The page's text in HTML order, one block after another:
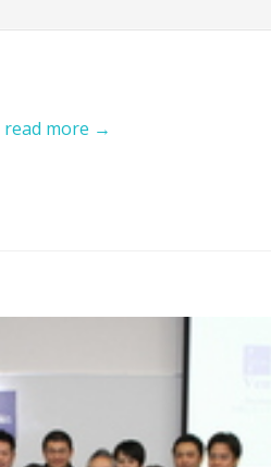
read more →